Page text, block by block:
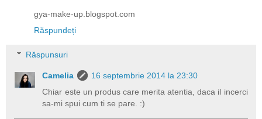
gya-make-up.blogspot.com
Răspundeți
Răspunsuri
Camelia
16 septembrie 2014 la 23:30
Chiar este un produs care merita atentia, daca il incerci
sa-mi spui cum ti se pare. :)